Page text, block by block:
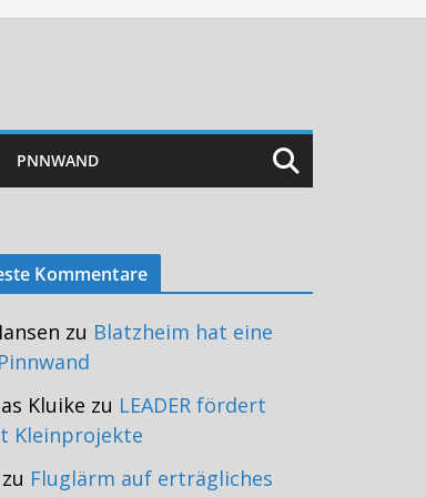
PNNWAND
Kommentare
zu Blatzheim hat eine
Kluike zu LEADER fördert
Kleinprojekte
zu Fluglärm auf erträgliches